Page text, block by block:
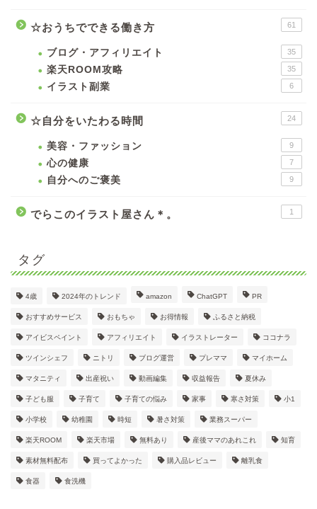
☆おうちでできる働き方 61
ブログ・アフィリエイト 35
楽天ROOM攻略 35
イラスト副業 6
☆自分をいたわる時間 24
美容・ファッション 9
心の健康 7
自分へのご褒美 9
でらこのイラスト屋さん＊。 1
タグ
4歳 2024年のトレンド amazon ChatGPT PR
おすすめサービス おもちゃ お得情報 ふるさと納税
アイビスペイント アフィリエイト イラストレーター ココナラ
ツインシェフ ニトリ ブログ運営 プレママ マイホーム
マタニティ 出産祝い 動画編集 収益報告 夏休み
子ども服 子育て 子育ての悩み 家事 寒さ対策 小1
小学校 幼稚園 時短 暑さ対策 業務スーパー
楽天ROOM 楽天市場 無料あり 産後ママのあれこれ 知育
素材無料配布 買ってよかった 購入品レビュー 離乳食
食器 食洗機